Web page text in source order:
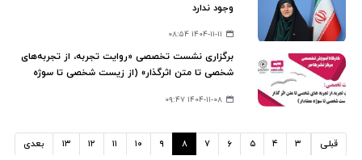
وجود ندارد
۱۴۰۴-۱۱-۱۱ ۰۸:۵۴
برگزاری نشست تخصصی «روایت تجربه، از تجربه‌های
شخصی تا متن اثرگذار» (از زیست شخصی تا سوژه
۱۴۰۴-۱۱-۰۸ ۰۹:۴۷
قبلی ۳ ۴ ۵ ۶ ۷ ۸ ۹ ۱۰ ۱۱ ۱۲ ۱۳ بعدی